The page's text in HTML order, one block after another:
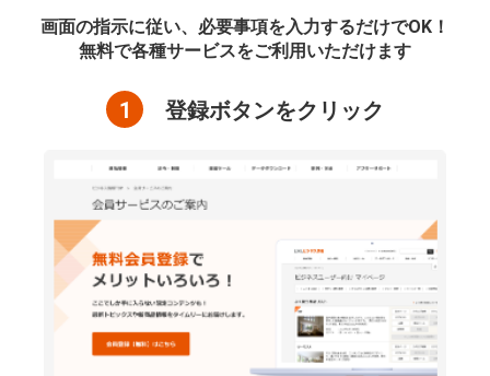
画面の指示に従い、必要事項を入力するだけでOK！
無料で各種サービスをご利用いただけます
1 登録ボタンをクリック